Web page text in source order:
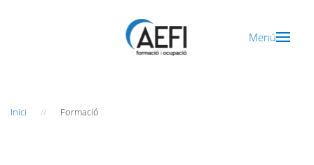
Menú
Inici Formació